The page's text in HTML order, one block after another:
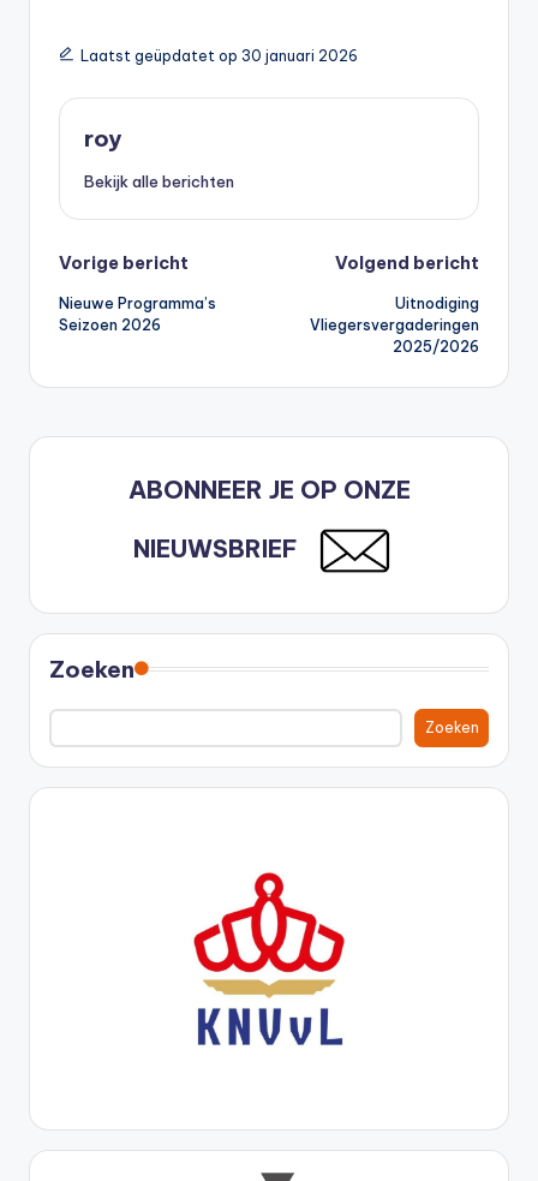
Laatst geüpdatet op 30 januari 2026
roy
Bekijk alle berichten
Bericht
navigatie
Vorige bericht
Nieuwe Programma’s
Seizoen 2026
Volgend bericht
Uitnodiging
Vliegersvergaderingen
2025/2026
ABONNEER JE OP ONZE
NIEUWSBRIEF
Zoeken
Zoeken